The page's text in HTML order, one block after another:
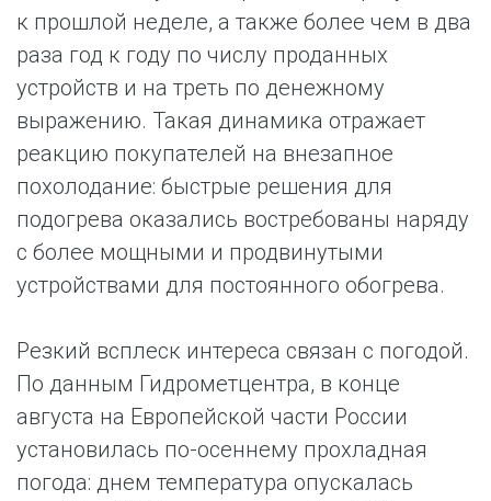
к прошлой неделе, а также более чем в два
раза год к году по числу проданных
устройств и на треть по денежному
выражению. Такая динамика отражает
реакцию покупателей на внезапное
похолодание: быстрые решения для
подогрева оказались востребованы наряду
с более мощными и продвинутыми
устройствами для постоянного обогрева.
Резкий всплеск интереса связан с погодой.
По данным Гидрометцентра, в конце
августа на Европейской части России
установилась по-осеннему прохладная
погода: днем температура опускалась